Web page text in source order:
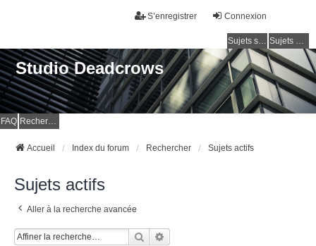
Connexion
S’enregistrer
Sujets sans réponse Sujets actifs
Studio Deadcrows
FAQ Rechercher
Accueil Index du forum Rechercher Sujets actifs
Sujets actifs
Aller à la recherche avancée
Rechercher